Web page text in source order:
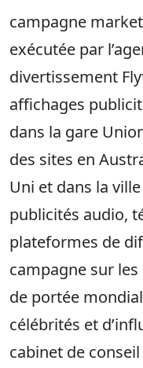
campagne
exécutée par
divertissement
affichages
dans la gare
des sites en
Uni et dans la
publicités audio,
plateformes de
campagne sur
de portée
célébrités et
cabinet de